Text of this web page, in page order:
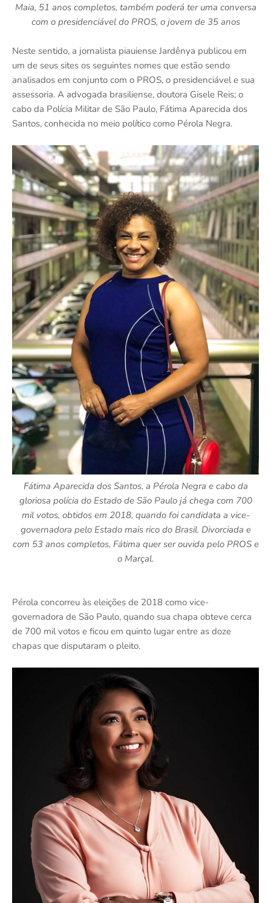
Maia, 51 anos completos, também poderá ter uma conversa
com o presidenciável do PROS, o jovem de 35 anos
Neste sentido, a jornalista piauiense Jardênya publicou em
um de seus sites os seguintes nomes que estão sendo
analisados em conjunto com o PROS, o presidenciável e sua
assessoria. A advogada brasiliense, doutora Gisele Reis; o
cabo da Polícia Militar de São Paulo, Fátima Aparecida dos
Santos, conhecida no meio político como Pérola Negra.
Fátima Aparecida dos Santos, a Pérola Negra e cabo da
gloriosa polícia do Estado de São Paulo já chega com 700
mil votos, obtidos em 2018, quando foi candidata a vice-
governadora pelo Estado mais rico do Brasil. Divorciada e
com 53 anos completos, Fátima quer ser ouvida pelo PROS e
o Marçal.
Pérola concorreu às eleições de 2018 como vice-
governadora de São Paulo, quando sua chapa obteve cerca
de 700 mil votos e ficou em quinto lugar entre as doze
chapas que disputaram o pleito.